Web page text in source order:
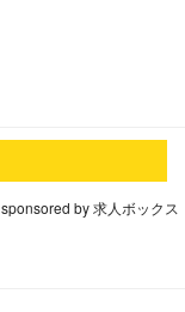
sponsored by 求人ボックス